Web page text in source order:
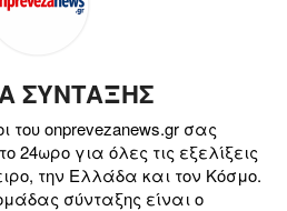
ΣΥΝΤΑΞΗΣ
του onprevezanews.gr σας
24ωρο για όλες τις εξελίξεις
την Ελλάδα και τον Κόσμο.
σύνταξης είναι ο